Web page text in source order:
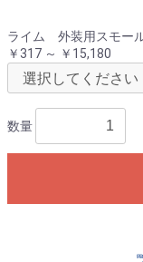
ライム 外装用スモー
￥317 ～ ￥15,180
数量